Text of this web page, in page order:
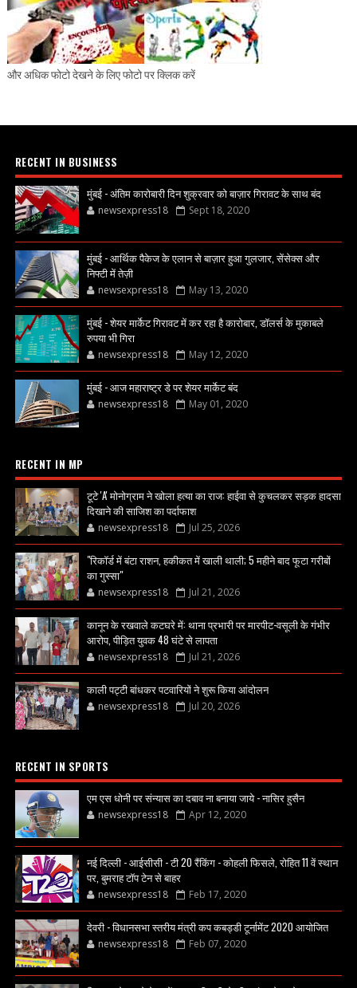
और अधिक फोटो देखने के लिए फोटो पर क्लिक करें
RECENT IN BUSINESS
मुंबई - अंतिम कारोबारी दिन शुक्रवार को बाज़ार गिरावट के साथ बंद
newsexpress18 Sept 18, 2020
मुंबई - आर्थिक पैकेज के एलान से बाज़ार हुआ गुलजार, सेंसेक्स और
निफ्टी में तेज़ी
newsexpress18 May 13, 2020
मुंबई - शेयर मार्केट गिरावट में कर रहा है कारोबार, डॉलर्स के मुकाबले
रुपया भी गिरा
newsexpress18 May 12, 2020
मुंबई - आज महाराष्ट्र डे पर शेयर मार्केट बंद
newsexpress18 May 01, 2020
RECENT IN MP
टूटे 'A' मोनोग्राम ने खोला हत्या का राज: हाईवा से कुचलकर सड़क हादसा
दिखाने की साजिश का पर्दाफाश
newsexpress18 Jul 25, 2026
"रिकॉर्ड में बंटा राशन, हकीकत में खाली थाली; 5 महीने बाद फूटा गरीबों
का गुस्सा"
newsexpress18 Jul 21, 2026
कानून के रखवाले कटघरे में: थाना प्रभारी पर मारपीट-वसूली के गंभीर
आरोप, पीड़ित युवक 48 घंटे से लापता
newsexpress18 Jul 21, 2026
काली पट्टी बांधकर पटवारियों ने शुरू किया आंदोलन
newsexpress18 Jul 20, 2026
RECENT IN SPORTS
एम एस धोनी पर संन्यास का दबाव ना बनाया जाये - नासिर हुसैन
newsexpress18 Apr 12, 2020
नई दिल्ली - आईसीसी - टी 20 रैंकिंग - कोहली फिसले, रोहित 11 वें स्थान
पर, बुमराह टॉप टेन से बाहर
newsexpress18 Feb 17, 2020
देवरी - विधानसभा स्तरीय मंत्री कप कबड्डी टूर्नामेंट 2020 आयोजित
newsexpress18 Feb 07, 2020